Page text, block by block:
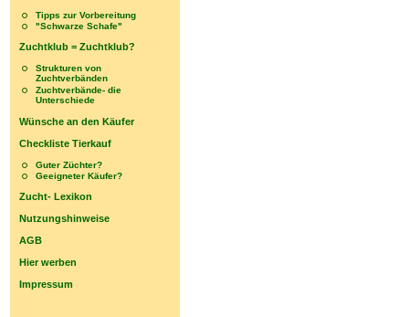
Tipps zur Vorbereitung
"Schwarze Schafe"
Zuchtklub = Zuchtklub?
Strukturen von
Zuchtverbänden
Zuchtverbände- die
Unterschiede
Wünsche an den Käufer
Checkliste Tierkauf
Guter Züchter?
Geeigneter Käufer?
Zucht- Lexikon
Nutzungshinweise
AGB
Hier werben
Impressum